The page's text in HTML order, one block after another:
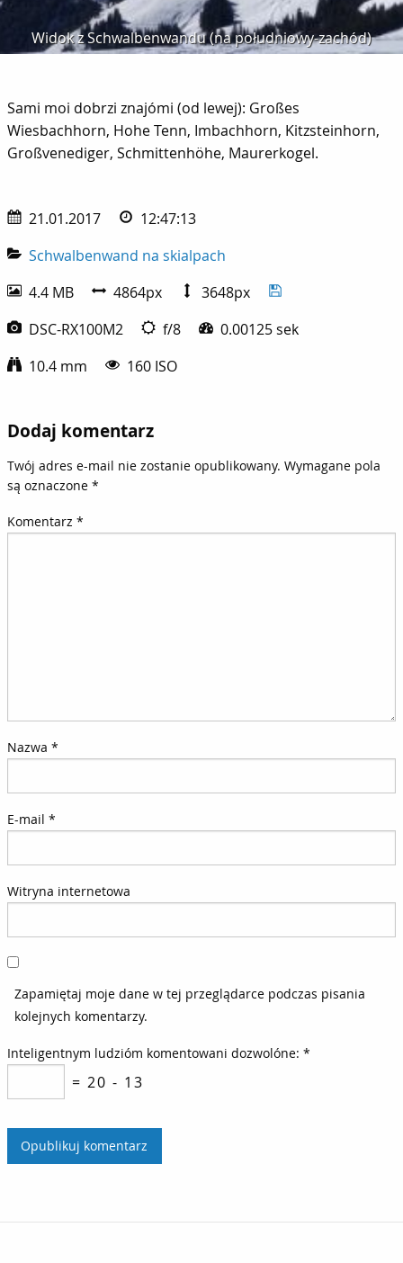
Widok z Schwalbenwandu (na południowy-zachód)
Sami moi dobrzi znajómi (od lewej): Großes
Wiesbachhorn, Hohe Tenn, Imbachhorn, Kitzsteinhorn,
Großvenediger, Schmittenhöhe, Maurerkogel.
21.01.2017
12:47:13
Schwalbenwand na skialpach
4.4 MB
4864px
3648px
DSC-RX100M2
f/8
0.00125 sek
10.4 mm
160 ISO
Dodaj komentarz
Twój adres e-mail nie zostanie opublikowany. Wymagane pola
są oznaczone *
Komentarz *
Nazwa *
E-mail *
Witryna internetowa
Zapamiętaj moje dane w tej przeglądarce podczas pisania
kolejnych komentarzy.
Inteligentnym ludzióm komentowani dozwolóne: *
= 20 - 13